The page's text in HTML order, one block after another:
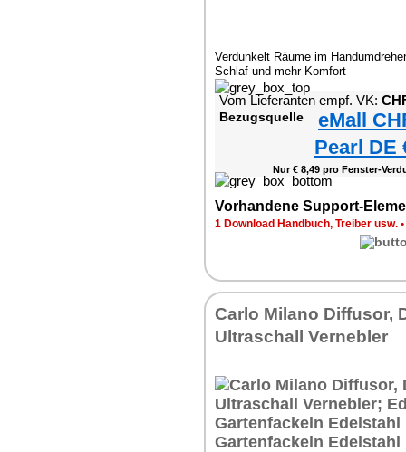
Verdunkelt Räume im
Schlaf und mehr Komfort
Vom Lieferanten empf. VK:
Bezugsquelle
eMall
Pearl DE
Nur € 8,49 pro Fenster-
Vorhandene Support-
1 Download Handbuch, Treiber usw. •
Carlo Milano Diffusor,
Ultraschall Vernebler